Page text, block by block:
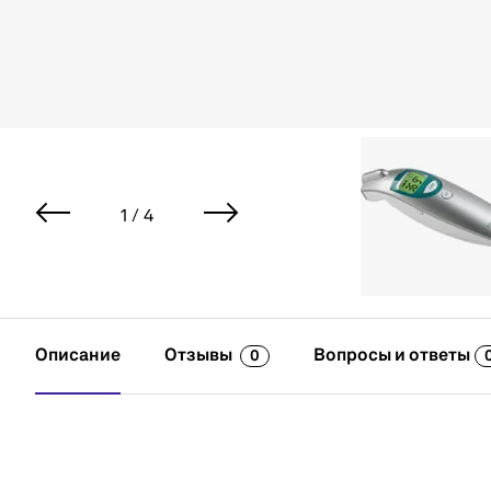
1 / 4
Описание Отзывы 0 Вопросы и ответы